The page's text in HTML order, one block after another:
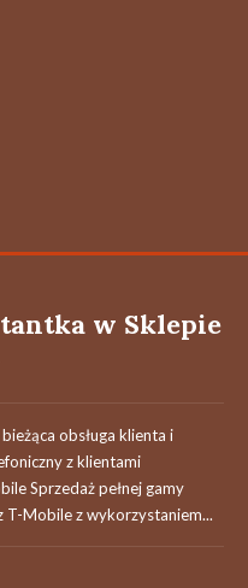
w Sklepie
obsługa klienta i
z klientami
Sprzedaż pełnej gamy
T-Mobile z wykorzystaniem...